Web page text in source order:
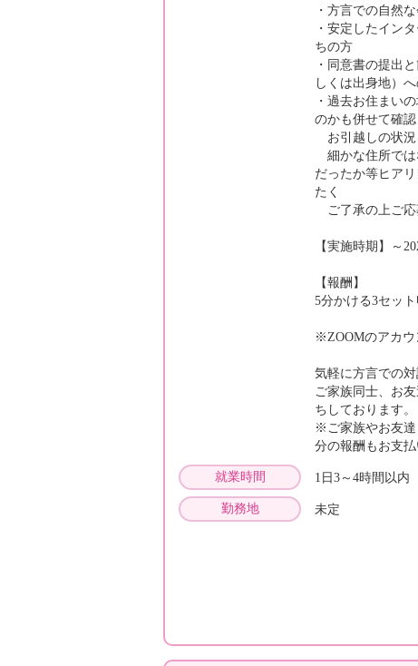
・方言での自然
・安定したイン
ちの方
・同意書の提出
しくは出身地）
・過去お住まい
のかも併せて確認
お引越しの状況
細かな住所では
だったか等ヒア
たく
ご了承の上ご応
【実施時期】～
【報酬】
5分かける3セッ
※ZOOMのアカウ
気軽に方言での
ご家族同士、お
ちしております。
※ご家族やお友達
分の報酬もお支
就業時間 1日3～4時間以
勤務地 未定